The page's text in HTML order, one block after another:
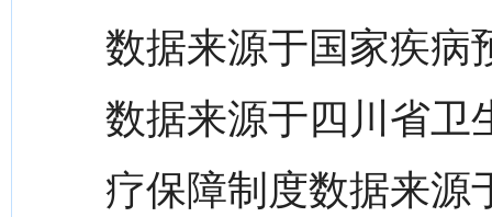
数据来源于国家疾病
数据来源于四川省卫
疗保障制度数据来源